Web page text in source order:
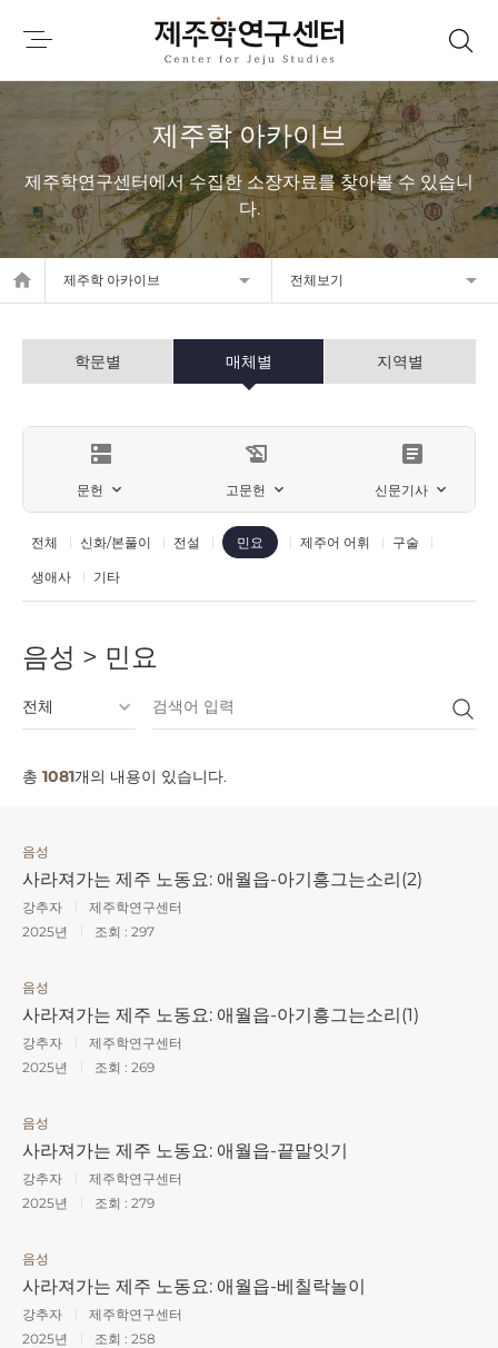
제주학 아카이브
제주학연구센터에서 수집한 소장자료를 찾아볼 수 있습니
다.
home 제주학 아카이브 전체보기
학문별 매체별 지역별
dns
문헌
history_edu
고문헌
article
신문기사
전체 신화/본풀이 전설 민요 제주어 어휘 구술
생애사 기타
음성 > 민요
총 1081개의 내용이 있습니다.
음성
사라져가는 제주 노동요: 애월읍-아기흥그는소리(2)
강추자
제주학연구센터
2025년
조회 : 297
음성
사라져가는 제주 노동요: 애월읍-아기흥그는소리(1)
강추자
제주학연구센터
2025년
조회 : 269
음성
사라져가는 제주 노동요: 애월읍-끝말잇기
강추자
제주학연구센터
2025년
조회 : 279
음성
사라져가는 제주 노동요: 애월읍-베칠락놀이
강추자
제주학연구센터
2025년
조회 : 258